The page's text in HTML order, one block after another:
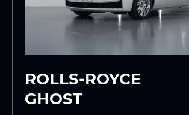
ROLLS-ROYCE
GHOST